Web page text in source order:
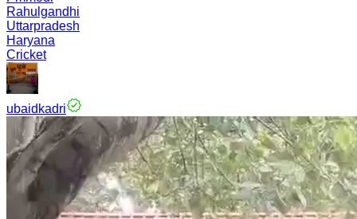
Rahulgandhi
Uttarpradesh
Haryana
Cricket
ubaidkadri